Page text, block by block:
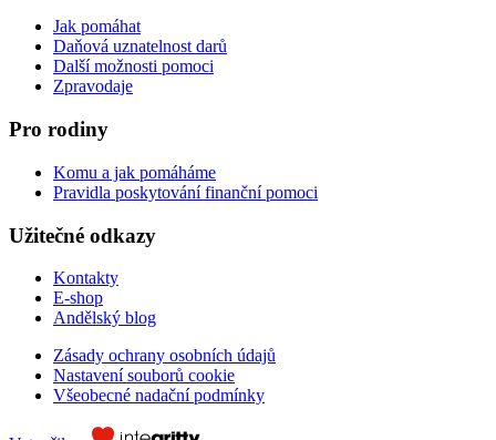
Jak pomáhat
Daňová uznatelnost darů
Další možnosti pomoci
Zpravodaje
Pro rodiny
Komu a jak pomáháme
Pravidla poskytování finanční pomoci
Užitečné odkazy
Kontakty
E-shop
Andělský blog
Zásady ochrany osobních údajů
Nastavení souborů cookie
Všeobecné nadační podmínky